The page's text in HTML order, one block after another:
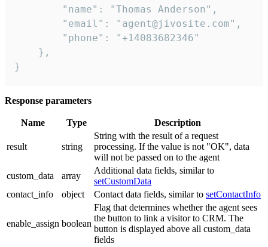
        "name": "Thomas Anderson",
        "email": "agent@jivosite.com",
        "phone": "+14083682346"
    },
}
Response parameters
Name Type Description
result string
String with the result of a request
processing. If the value is not "OK", data
will not be passed on to the agent
custom_data
array
Additional data fields, similar to
setCustomData
contact_info
object Contact data fields, similar to setContactInfo
enable_assign boolean
Flag that determines whether the agent sees
the button to link a visitor to CRM. The
button is displayed above all custom_data
fields